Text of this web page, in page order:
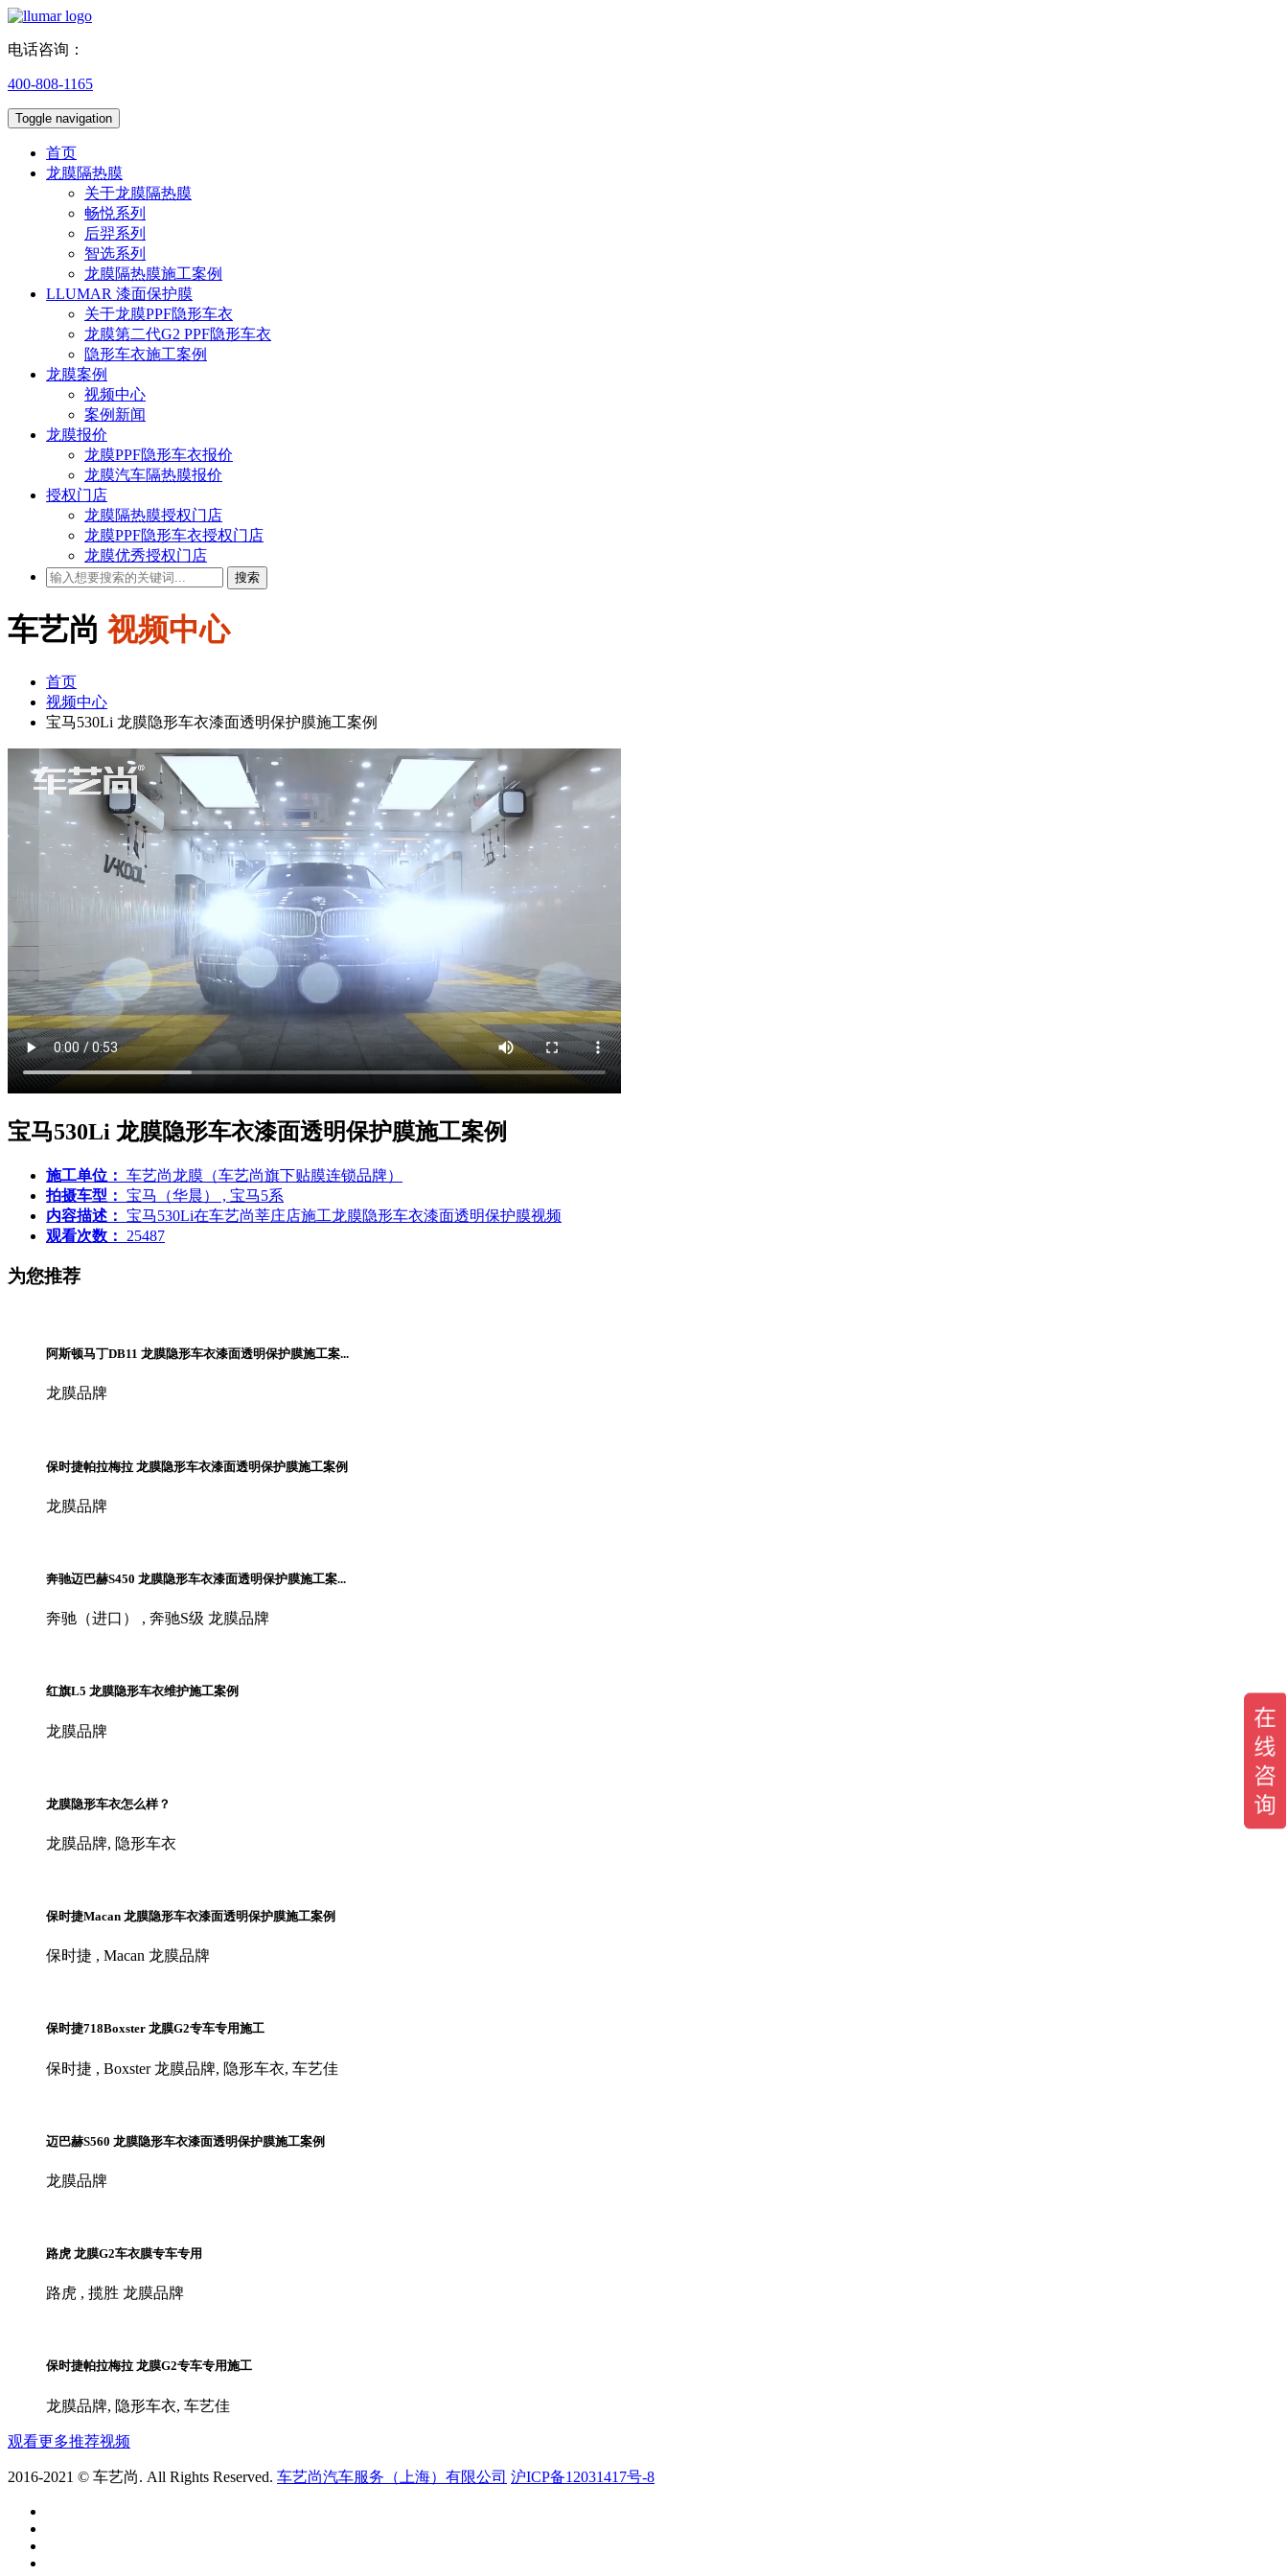
电话咨询：
400-808-1165
Toggle navigation
首页
龙膜隔热膜
关于龙膜隔热膜
畅悦系列
后羿系列
智选系列
龙膜隔热膜施工案例
LLUMAR 漆面保护膜
关于龙膜PPF隐形车衣
龙膜第二代G2 PPF隐形车衣
隐形车衣施工案例
龙膜案例
视频中心
案例新闻
龙膜报价
龙膜PPF隐形车衣报价
龙膜汽车隔热膜报价
授权门店
龙膜隔热膜授权门店
龙膜PPF隐形车衣授权门店
龙膜优秀授权门店
搜索
车艺尚 视频中心
首页
视频中心
宝马530Li 龙膜隐形车衣漆面透明保护膜施工案例
宝马530Li 龙膜隐形车衣漆面透明保护膜施工案例
施工单位： 车艺尚龙膜（车艺尚旗下贴膜连锁品牌）
拍摄车型： 宝马（华晨） , 宝马5系
内容描述： 宝马530Li在车艺尚莘庄店施工龙膜隐形车衣漆面透明保护膜视频
观看次数： 25487
为您推荐
阿斯顿马丁DB11 龙膜隐形车衣漆面透明保护膜施工案...
龙膜品牌
保时捷帕拉梅拉 龙膜隐形车衣漆面透明保护膜施工案例
龙膜品牌
奔驰迈巴赫S450 龙膜隐形车衣漆面透明保护膜施工案...
奔驰（进口） , 奔驰S级 龙膜品牌
红旗L5 龙膜隐形车衣维护施工案例
龙膜品牌
龙膜隐形车衣怎么样？
龙膜品牌, 隐形车衣
保时捷Macan 龙膜隐形车衣漆面透明保护膜施工案例
保时捷 , Macan 龙膜品牌
保时捷718Boxster 龙膜G2专车专用施工
保时捷 , Boxster 龙膜品牌, 隐形车衣, 车艺佳
迈巴赫S560 龙膜隐形车衣漆面透明保护膜施工案例
龙膜品牌
路虎 龙膜G2车衣膜专车专用
路虎 , 揽胜 龙膜品牌
保时捷帕拉梅拉 龙膜G2专车专用施工
龙膜品牌, 隐形车衣, 车艺佳
观看更多推荐视频
2016-2021 © 车艺尚. All Rights Reserved. 车艺尚汽车服务（上海）有限公司 沪ICP备12031417号-8